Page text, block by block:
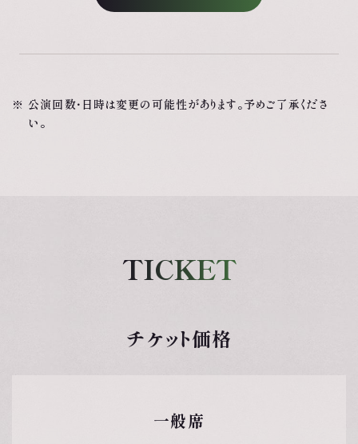
※ 公演回数・日時は変更の可能性があります。予めご了承くださ
い。
TICKET
チケット価格
一般席